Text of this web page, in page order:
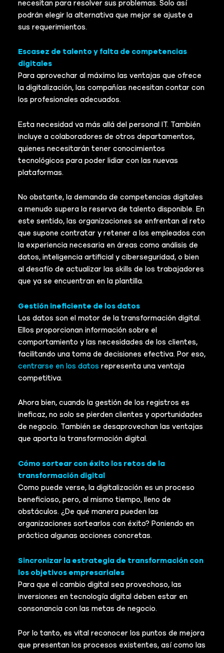
necesitan para resolver sus problemas. Solo así
podrán elegir la alternativa que mejor se ajuste a
sus requerimientos.
Escasez de talento y falta de competencias
digitales
Para aprovechar al máximo las ventajas que ofrece
la digitalización, las compañías necesitan contar con
los profesionales adecuados.
Esta necesidad va más allá del personal IT. También
incluye a colaboradores de otros departamentos,
quienes necesitarán tener conocimientos
tecnológicos para poder lidiar con las nuevas
plataformas.
No obstante, la demanda de competencias digitales
a menudo supera la reserva de talento disponible. En
este sentido, las organizaciones se enfrentan al reto
que supone contratar y retener a los empleados con
la experiencia necesaria en áreas como análisis de
datos, inteligencia artificial y ciberseguridad, o bien
al desafío de actualizar las skills de los trabajadores
que ya se encuentran en la plantilla.
Gestión ineficiente de los datos
Los datos son el motor de la transformación digital.
Ellos proporcionan información sobre el
comportamiento y las necesidades de los clientes,
facilitando una toma de decisiones efectiva. Por eso,
centrarse en los datos representa una ventaja
competitiva.
Ahora bien, cuando la gestión de los registros es
ineficaz, no solo se pierden clientes y oportunidades
de negocio. También se desaprovechan las ventajas
que aporta la transformación digital.
Cómo sortear con éxito los retos de la
transformación digital
Como puede verse, la digitalización es un proceso
beneficioso, pero, al mismo tiempo, lleno de
obstáculos. ¿De qué manera pueden las
organizaciones sortearlos con éxito? Poniendo en
práctica algunas acciones concretas.
Sincronizar la estrategia de transformación con
los objetivos empresariales
Para que el cambio digital sea provechoso, las
inversiones en tecnología digital deben estar en
consonancia con las metas de negocio.
Por lo tanto, es vital reconocer los puntos de mejora
que presentan los procesos existentes, así como las